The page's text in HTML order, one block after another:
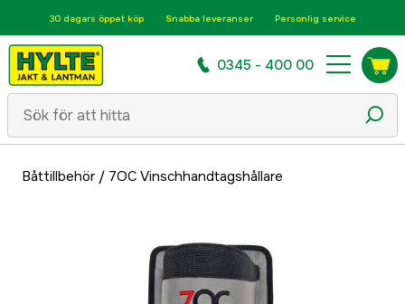
30 dagars öppet köp Snabba leveranser Personlig service
0345 - 400 00
Båttillbehör/ 7OC Vinschhandtagshållare